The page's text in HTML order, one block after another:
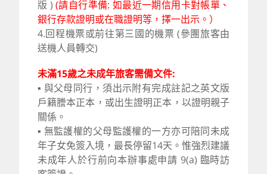
版 ) (請自行準備: 如最近一期信用卡對帳單、
銀行存款證明或在職證明等，擇一出示。）
4.回程機票或前往第三國的機票 (參團旅客由
送機人員轉交)
未滿15歲之未成年旅客需備文件:
▪ 與父母同行，須出示附有完成註記之英文版
戶籍謄本正本，或出生證明正本，以證明親子
關係。
▪ 無監護權的父母監護權的一方亦可陪同未成
年子女免簽入境，最長停留14天。惟強烈建議
未成年人於行前向本辦事處申請 9(a) 臨時訪